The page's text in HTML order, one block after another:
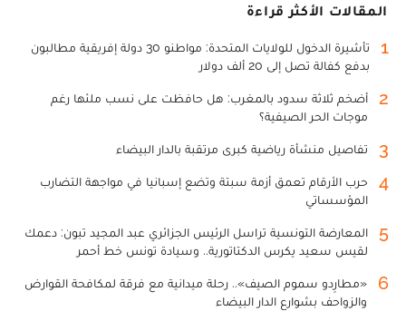
المقالات الأكثر قراءة
1
تأشيرة الدخول للولايات المتحدة: مواطنو 30 دولة إفريقية مطالبون
بدفع كفالة تصل إلى 20 ألف دولار
2
أضخم ثلاثة سدود بالمغرب: هل حافظت على نسب ملئها رغم
موجات الحر الصيفية؟
3 تفاصيل منشأة رياضية كبرى مرتقبة بالدار البيضاء
4
حرب الأرقام تعمق أزمة سبتة وتضع إسبانيا في مواجهة التضارب
المؤسساتي
5
المعارضة التونسية تراسل الرئيس الجزائري عبد المجيد تبون: دعمك
لقيس سعيد يكرس الدكتاتورية.. وسيادة تونس خط أحمر
6
«مطارِدو سموم الصيف».. رحلة ميدانية مع فرقة لمكافحة القوارض
والزواحف بشوارع الدار البيضاء